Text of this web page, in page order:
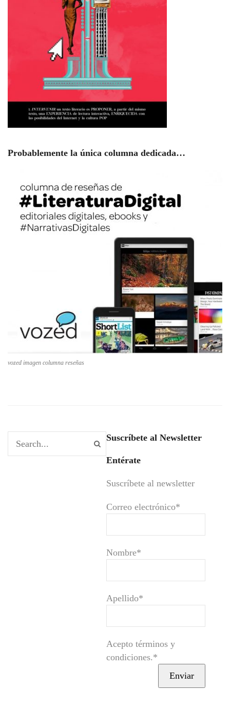
Probablemente la única columna dedicada…
vozed imagen columna reseñas
Suscríbete al Newsletter
Entérate
Suscríbete al newsletter
Correo electrónico*
Nombre*
Apellido*
Acepto términos y
condiciones.*